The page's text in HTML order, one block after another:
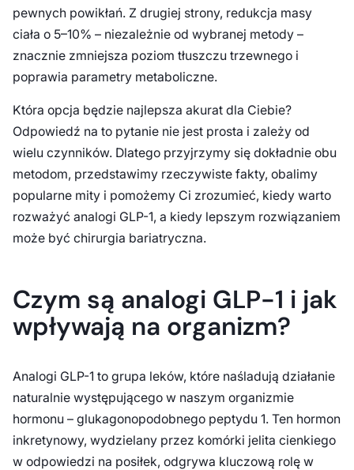
pewnych powikłań. Z drugiej strony, redukcja masy
ciała o 5–10% – niezależnie od wybranej metody –
znacznie zmniejsza poziom tłuszczu trzewnego i
poprawia parametry metaboliczne.
Która opcja będzie najlepsza akurat dla Ciebie?
Odpowiedź na to pytanie nie jest prosta i zależy od
wielu czynników. Dlatego przyjrzymy się dokładnie obu
metodom, przedstawimy rzeczywiste fakty, obalimy
popularne mity i pomożemy Ci zrozumieć, kiedy warto
rozważyć analogi GLP-1, a kiedy lepszym rozwiązaniem
może być chirurgia bariatryczna.
Czym są analogi GLP-1 i jak
wpływają na organizm?
Analogi GLP-1 to grupa leków, które naśladują działanie
naturalnie występującego w naszym organizmie
hormonu – glukagonopodobnego peptydu 1. Ten hormon
inkretynowy, wydzielany przez komórki jelita cienkiego
w odpowiedzi na posiłek, odgrywa kluczową rolę w